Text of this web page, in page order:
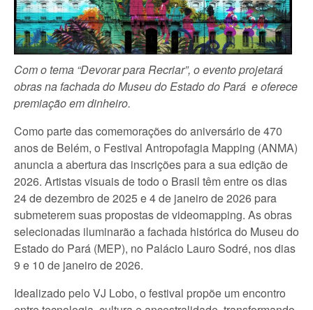
Com o tema “Devorar para Recriar”, o evento projetará
obras na fachada do Museu do Estado do Pará e oferece
premiação em dinheiro.
Como parte das comemorações do aniversário de 470
anos de Belém, o Festival Antropofagia Mapping (ANMA)
anuncia a abertura das inscrições para a sua edição de
2026. Artistas visuais de todo o Brasil têm entre os dias
24 de dezembro de 2025 e 4 de janeiro de 2026 para
submeterem suas propostas de videomapping. As obras
selecionadas iluminarão a fachada histórica do Museu do
Estado do Pará (MEP), no Palácio Lauro Sodré, nos dias
9 e 10 de janeiro de 2026.
Idealizado pelo VJ Lobo, o festival propõe um encontro